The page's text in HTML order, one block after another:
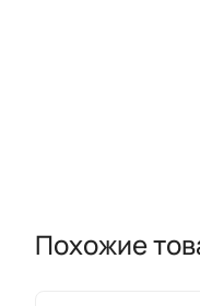
Похожие